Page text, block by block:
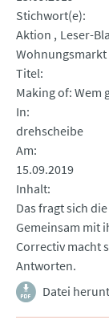
Stichwort(e)
Aktion
Leser-
Wohnungsmarkt
Titel
Making of: Wem
In
drehscheibe
Am
15.09.2019
Inhalt
Das fragt sich
Gemeinsam mit
Correctiv macht
Antworten.
Datei